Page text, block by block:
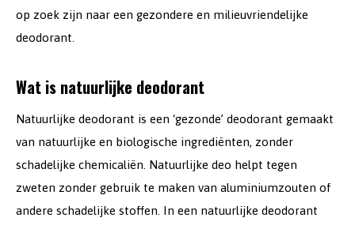
op zoek zijn naar een gezondere en milieuvriendelijke
deodorant.
Wat is natuurlijke deodorant
Natuurlijke deodorant is een ‘gezonde’ deodorant gemaakt
van natuurlijke en biologische ingrediënten, zonder
schadelijke chemicaliën. Natuurlijke deo helpt tegen
zweten zonder gebruik te maken van aluminiumzouten of
andere schadelijke stoffen. In een natuurlijke deodorant